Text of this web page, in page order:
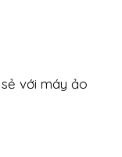
với máy ảo